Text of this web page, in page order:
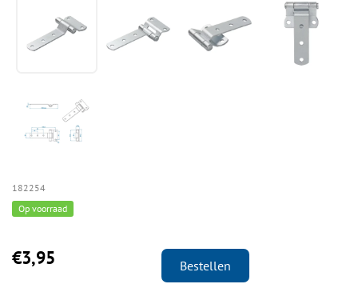
182254
Op voorraad
€3,95 Bestellen